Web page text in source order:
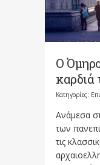
Ο
καρδιά
Κατηγορίες:
Ανάμεσα
των
τις